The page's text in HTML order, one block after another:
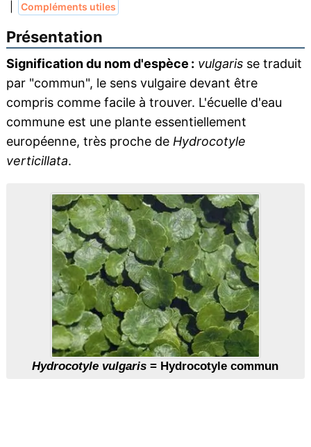
Compléments utiles
Présentation
Signification du nom d'espèce : vulgarisse traduit
par "commun", le sens vulgaire devant être
compris comme facile à trouver. L'écuelle d'eau
commune est une plante essentiellement
européenne, très proche de Hydrocotyle
verticillata.
Hydrocotyle vulgaris = Hydrocotyle commun